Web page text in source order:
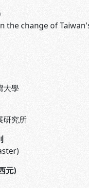
the change of
大學
研究所
元)